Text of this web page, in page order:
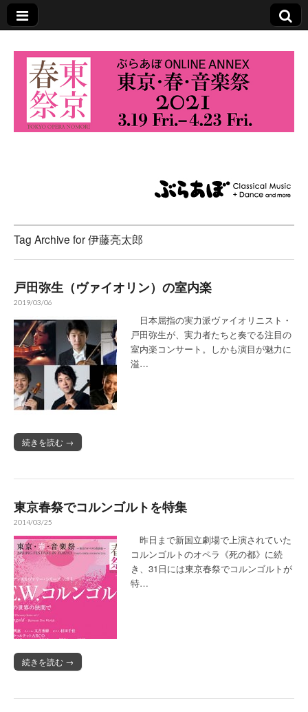
東京・春・音楽祭
Tag Archive for 伊藤亮太郎
戸田弥生（ヴァイオリン）の室内楽
2019/03/06
日本屈指の実力派ヴァイオリニスト・
戸田弥生が、実力者たちと奏でる注目の
室内楽コンサート。しかも演目が魅力に
溢…
続きを読む →
東京春祭でコルンゴルトを特集
2014/03/25
昨日まで新国立劇場で上演されていた
コルンゴルトのオペラ《死の都》に続
き、31日には東京春祭でコルンゴルトが
特…
続きを読む →